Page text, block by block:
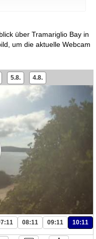
über Tramariglio Bay in
um die aktuelle Webcam
5.8. 4.8.
08:11 09:11 10:11